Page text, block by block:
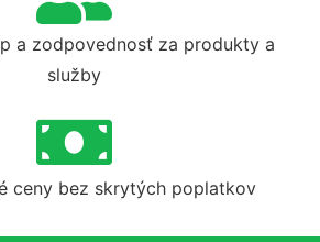
a zodpovednosť za produkty a
služby
ceny bez skrytých poplatkov